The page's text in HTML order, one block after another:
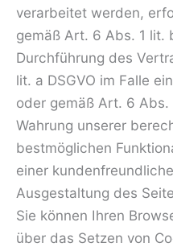
verarbeitet werden,
gemäß Art. 6 Abs. 1 lit.
Durchführung des
lit. a DSGVO im Falle
oder gemäß Art. 6 Abs.
Wahrung unserer
bestmöglichen
einer
Ausgestaltung des
Sie können Ihren
über das Setzen von